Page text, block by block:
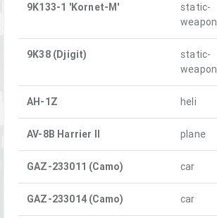
9K133-1 'Kornet-M'
static-
weapon
9K38 (Djigit)
static-
weapon
AH-1Z heli
AV-8B Harrier II plane
GAZ-233011 (Camo) car
GAZ-233014 (Camo) car